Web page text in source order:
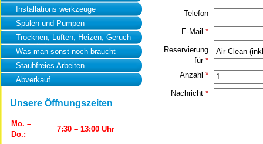
Installations werkzeuge
Spülen und Pumpen
Trocknen, Lüften, Heizen, Geruch
neutralisierung
Was man sonst noch braucht
Staubfreies Arbeiten
Abverkauf
Unsere Öffnungszeiten
Mo. –
Do.:
7:30 – 13:00 Uhr
Telefon
E-Mail *
Reservierung
für *
Anzahl *
Nachricht *